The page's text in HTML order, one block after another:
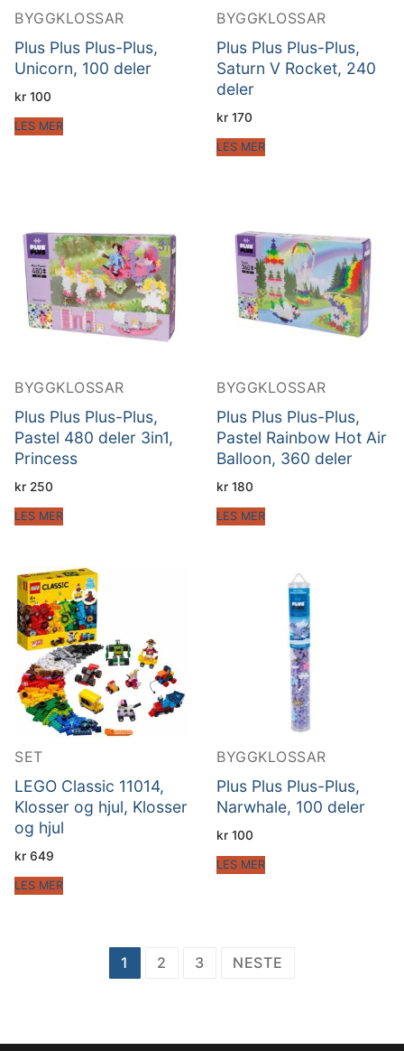
BYGGKLOSSAR
Plus Plus Plus-Plus,
Unicorn, 100 deler
kr 100
LES MER
BYGGKLOSSAR
Plus Plus Plus-Plus,
Saturn V Rocket, 240
deler
kr 170
LES MER
BYGGKLOSSAR
Plus Plus Plus-Plus,
Pastel 480 deler 3in1,
Princess
kr 250
LES MER
BYGGKLOSSAR
Plus Plus Plus-Plus,
Pastel Rainbow Hot Air
Balloon, 360 deler
kr 180
LES MER
SET
LEGO Classic 11014,
Klosser og hjul, Klosser
og hjul
kr 649
LES MER
BYGGKLOSSAR
Plus Plus Plus-Plus,
Narwhale, 100 deler
kr 100
LES MER
Sidepaginering
1 2 3 NESTE